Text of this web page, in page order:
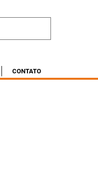
CONTATO